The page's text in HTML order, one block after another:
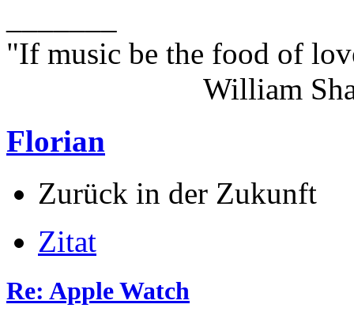
"If music be the food of
William
Florian
Zurück in der Zukunft
Zitat
Re: Apple Watch